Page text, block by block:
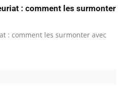
: comment les surmonter
: comment les surmonter avec